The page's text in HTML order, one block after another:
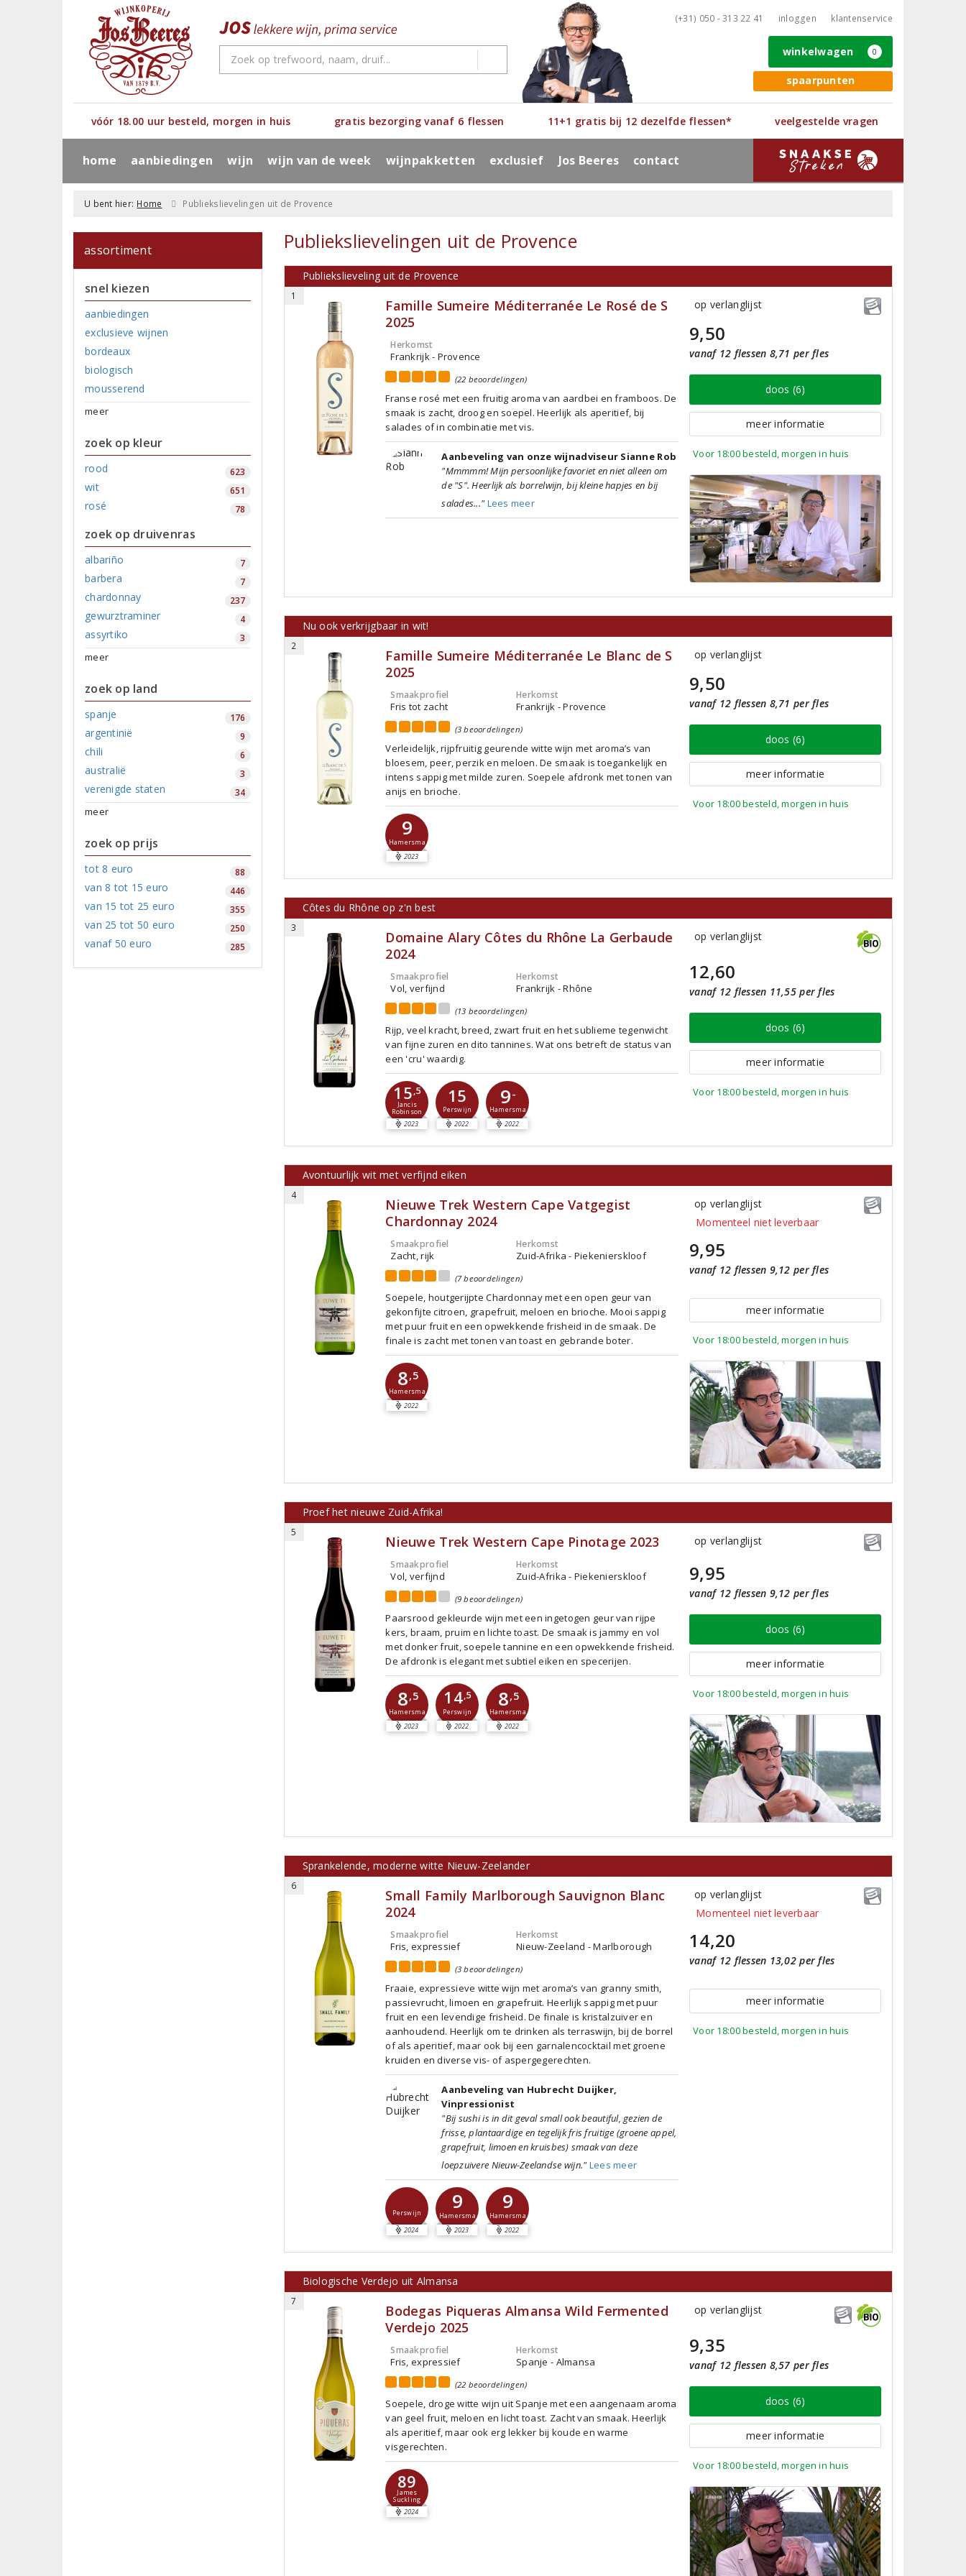
(+31) 050 - 313 22 41 inloggen klantenservice
spaarpunten
winkelwagen 0
vóór 18.00 uur besteld, morgen in huis gratis bezorging vanaf 6 flessen 11+1 gratis bij 12 dezelfde flessen* veelgestelde vragen
home aanbiedingen wijn wijn van de week wijnpakketten exclusief Jos Beeres contact
U bent hier: Home Publiekslievelingen uit de Provence
assortiment
snel kiezen
aanbiedingen
exclusieve wijnen
bordeaux
biologisch
mousserend
meer
zoek op kleur
rood 623
wit 651
rosé 78
zoek op druivenras
albariño 7
barbera 7
chardonnay 237
gewurztraminer 4
assyrtiko 3
meer
zoek op land
spanje 176
argentinië 9
chili 6
australië 3
verenigde staten 34
meer
zoek op prijs
tot 8 euro 88
van 8 tot 15 euro 446
van 15 tot 25 euro 355
van 25 tot 50 euro 250
vanaf 50 euro 285
Publiekslievelingen uit de Provence
Publiekslieveling uit de Provence
1
Famille Sumeire Méditerranée Le Rosé de S
2025
Herkomst
Frankrijk - Provence
(22 beoordelingen)
Franse rosé met een fruitig aroma van aardbei en framboos. De
smaak is zacht, droog en soepel. Heerlijk als aperitief, bij
salades of in combinatie met vis.
Aanbeveling van onze wijnadviseur Sianne Rob
"Mmmmm! Mijn persoonlijke favoriet en niet alleen om
de "S". Heerlijk als borrelwijn, bij kleine hapjes en bij
salades..." Lees meer
op verlanglijst
9,50
vanaf 12 flessen 8,71 per fles
doos (6)
meer informatie
Voor 18:00 besteld, morgen in huis
Nu ook verkrijgbaar in wit!
2
Famille Sumeire Méditerranée Le Blanc de S
2025
Smaakprofiel
Fris tot zacht
Herkomst
Frankrijk - Provence
(3 beoordelingen)
Verleidelijk, rijpfruitig geurende witte wijn met aroma’s van
bloesem, peer, perzik en meloen. De smaak is toegankelijk en
intens sappig met milde zuren. Soepele afdronk met tonen van
anijs en brioche.
9
Hamersma
2023
op verlanglijst
9,50
vanaf 12 flessen 8,71 per fles
doos (6)
meer informatie
Voor 18:00 besteld, morgen in huis
Côtes du Rhône op z'n best
3
Domaine Alary Côtes du Rhône La Gerbaude
2024
Smaakprofiel
Vol, verfijnd
Herkomst
Frankrijk - Rhône
(13 beoordelingen)
Rijp, veel kracht, breed, zwart fruit en het sublieme tegenwicht
van fijne zuren en dito tannines. Wat ons betreft de status van
een 'cru' waardig.
15,5
Jancis
Robinson
2023
15
Perswijn
2022
9-
Hamersma
2022
op verlanglijst
12,60
vanaf 12 flessen 11,55 per fles
doos (6)
meer informatie
Voor 18:00 besteld, morgen in huis
Avontuurlijk wit met verfijnd eiken
4
Nieuwe Trek Western Cape Vatgegist
Chardonnay 2024
Smaakprofiel
Zacht, rijk
Herkomst
Zuid-Afrika - Piekenierskloof
(7 beoordelingen)
Soepele, houtgerijpte Chardonnay met een open geur van
gekonfijte citroen, grapefruit, meloen en brioche. Mooi sappig
met puur fruit en een opwekkende frisheid in de smaak. De
finale is zacht met tonen van toast en gebrande boter.
8,5
Hamersma
2022
op verlanglijst
Momenteel niet leverbaar
9,95
vanaf 12 flessen 9,12 per fles
meer informatie
Voor 18:00 besteld, morgen in huis
Proef het nieuwe Zuid-Afrika!
5
Nieuwe Trek Western Cape Pinotage 2023
Smaakprofiel
Vol, verfijnd
Herkomst
Zuid-Afrika - Piekenierskloof
(9 beoordelingen)
Paarsrood gekleurde wijn met een ingetogen geur van rijpe
kers, braam, pruim en lichte toast. De smaak is jammy en vol
met donker fruit, soepele tannine en een opwekkende frisheid.
De afdronk is elegant met subtiel eiken en specerijen.
8,5
Hamersma
2023
14,5
Perswijn
2022
8,5
Hamersma
2022
op verlanglijst
9,95
vanaf 12 flessen 9,12 per fles
doos (6)
meer informatie
Voor 18:00 besteld, morgen in huis
Sprankelende, moderne witte Nieuw-Zeelander
6
Small Family Marlborough Sauvignon Blanc
2024
Smaakprofiel
Fris, expressief
Herkomst
Nieuw-Zeeland - Marlborough
(3 beoordelingen)
Fraaie, expressieve witte wijn met aroma’s van granny smith,
passievrucht, limoen en grapefruit. Heerlijk sappig met puur
fruit en een levendige frisheid. De finale is kristalzuiver en
aanhoudend. Heerlijk om te drinken als terraswijn, bij de borrel
of als aperitief, maar ook bij een garnalencocktail met groene
kruiden en diverse vis- of aspergegerechten.
Aanbeveling van Hubrecht Duijker,
Vinpressionist
"Bij sushi is in dit geval small ook beautiful, gezien de
frisse, plantaardige en tegelijk fris fruitige (groene appel,
grapefruit, limoen en kruisbes) smaak van deze
loepzuivere Nieuw-Zeelandse wijn." Lees meer
Perswijn
2024
9
Hamersma
2023
9
Hamersma
2022
op verlanglijst
Momenteel niet leverbaar
14,20
vanaf 12 flessen 13,02 per fles
meer informatie
Voor 18:00 besteld, morgen in huis
Biologische Verdejo uit Almansa
7
Bodegas Piqueras Almansa Wild Fermented
Verdejo 2025
Smaakprofiel
Fris, expressief
Herkomst
Spanje - Almansa
(22 beoordelingen)
Soepele, droge witte wijn uit Spanje met een aangenaam aroma
van geel fruit, meloen en licht toast. Zacht van smaak. Heerlijk
als aperitief, maar ook erg lekker bij koude en warme
visgerechten.
89
James
Suckling
2024
op verlanglijst
9,35
vanaf 12 flessen 8,57 per fles
doos (6)
meer informatie
Voor 18:00 besteld, morgen in huis